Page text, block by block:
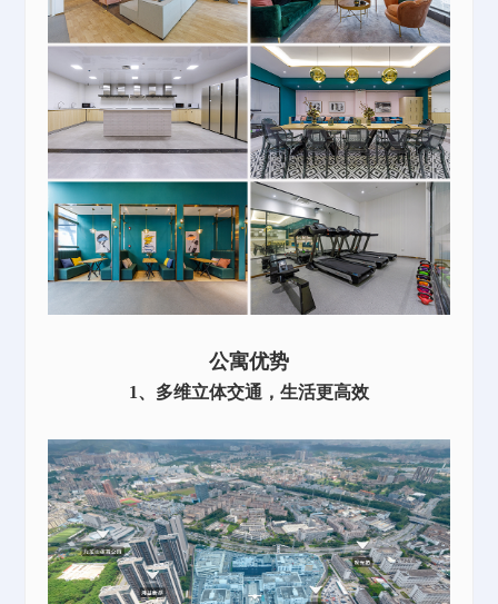
公寓优势
1、多维立体交通，生活更高效